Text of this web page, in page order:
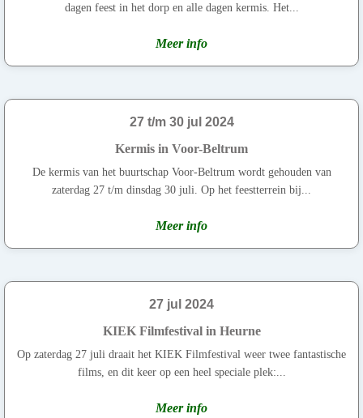
dagen feest in het dorp en alle dagen kermis. Het...
Meer info
27 t/m 30 jul 2024
Kermis in Voor-Beltrum
De kermis van het buurtschap Voor-Beltrum wordt gehouden van
zaterdag 27 t/m dinsdag 30 juli. Op het feestterrein bij...
Meer info
27 jul 2024
KIEK Filmfestival in Heurne
Op zaterdag 27 juli draait het KIEK Filmfestival weer twee fantastische
films, en dit keer op een heel speciale plek:...
Meer info